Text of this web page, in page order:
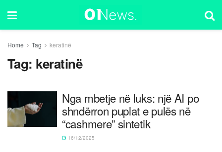
Home Tag keratinë
Tag: keratinë
Nga mbetje në luks: një AI po
shndërron puplat e pulës në
“cashmere” sintetik
16/12/2025